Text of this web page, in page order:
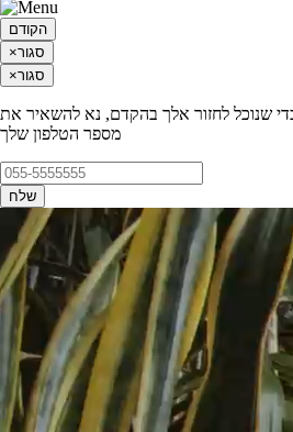
הקודם
×סגור
×סגור
שנוכל לחזור אלך בהקדם, נא להשאיר את
מספר הטלפון שלך
שלח